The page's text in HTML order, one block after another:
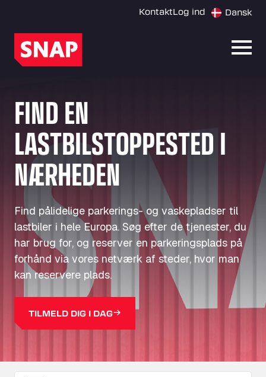
KontaktLog ind Dansk
FIND EN
LASTBILSTOPPESTED I
NÆRHEDEN
Find pålidelige parkerings- og vaskepladser til
lastbiler i hele Europa. Søg efter de tjenester, du
har brug for, og reserver en parkeringsplads på
forhånd via vores netværk af steder, hvor man
kan reservere plads.
TILMELD DIG I DAG